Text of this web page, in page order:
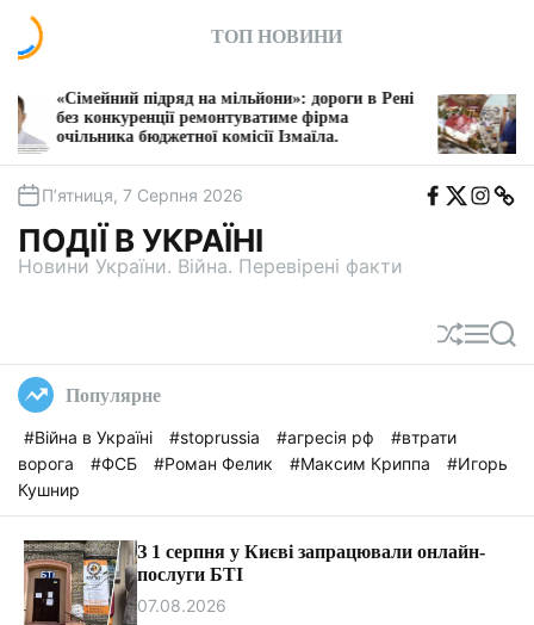
и
ТОП НОВИНИ
на мільйони»: дороги в Рені
ремонтуватиме фірма
комісії Ізмаїла.
Власника Київхліба,
судитимуть за
П’ятниця, 7 Серпня 2026
F
T
w
I
n
T
ПОДІЇ В УКРАЇНІ
Новини України. Війна. Перевірені факти
П
е
а
т
М
е
П
о
Популярне
#Війна в Україні #stoprussia #агресія рф
#втрати
ворога
#ФСБ #Роман Фелик #Максим Криппа
#Игорь
Кушнир
З 1 серпня у Києві запрацювали онлайн-
послуги БТІ
07.08.2026